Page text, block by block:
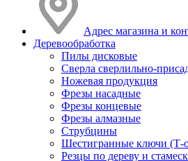
Адрес магазина и
Деревообработка
Пилы дисковые
Сверла сверлильно-
Ножевая продукция
Фрезы насадные
Фрезы концевые
Фрезы алмазные
Струбцины
Шестигранные ключи (Т-
Резцы по дереву и